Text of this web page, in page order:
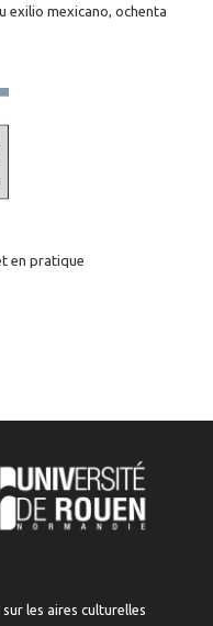
exilio mexicano, ochenta
en pratique
les aires culturelles